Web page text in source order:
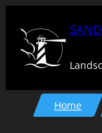
naar
inhoud
Home